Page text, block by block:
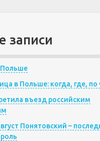
записи
в Польше: когда, где, по
въезд российским
Понятовский –